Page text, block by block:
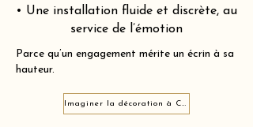
• Une installation fluide et discrète, au
service de l’émotion
Parce qu’un engagement mérite un écrin à sa
hauteur.
Imaginer la décoration à Clignancourt 75018